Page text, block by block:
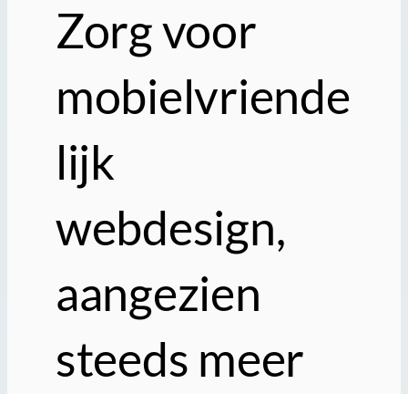
Zorg voor
mobielvriende
lijk
webdesign,
aangezien
steeds meer